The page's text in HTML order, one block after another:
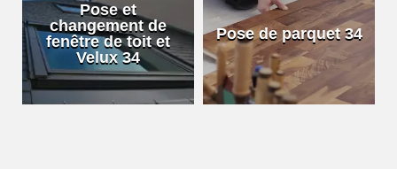
Pose et
changement de
fenêtre de toit et
Velux 34
Pose de parquet 34